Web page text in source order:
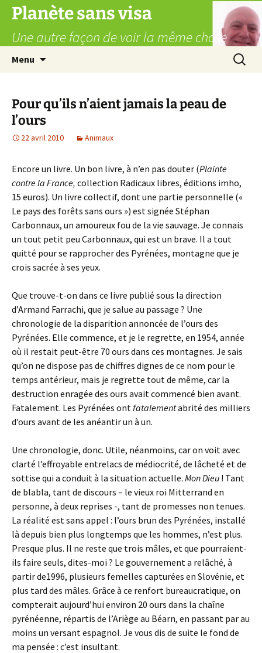
Aller
contenu
Planète sans visa
Une autre façon de voir la même chose
Menu
Pour qu’ils n’aient jamais la peau de
l’ours
22 avril 2010 Animaux
Encore un livre. Un bon livre, à n’en pas douter (Plainte
contre la France, collection Radicaux libres, éditions imho,
15 euros). Un livre collectif, dont une partie personnelle («
Le pays des forêts sans ours ») est signée Stéphan
Carbonnaux, un amoureux fou de la vie sauvage. Je connais
un tout petit peu Carbonnaux, qui est un brave. Il a tout
quitté pour se rapprocher des Pyrénées, montagne que je
crois sacrée à ses yeux.
Que trouve-t-on dans ce livre publié sous la direction
d’Armand Farrachi, que je salue au passage ? Une
chronologie de la disparition annoncée de l’ours des
Pyrénées. Elle commence, et je le regrette, en 1954, année
où il restait peut-être 70 ours dans ces montagnes. Je sais
qu’on ne dispose pas de chiffres dignes de ce nom pour le
temps antérieur, mais je regrette tout de même, car la
destruction enragée des ours avait commencé bien avant.
Fatalement. Les Pyrénées ontfatalementabrité des milliers
d’ours avant de les anéantir un à un.
Une chronologie, donc. Utile, néanmoins, car on voit avec
clarté l’effroyable entrelacs de médiocrité, de lâcheté et de
sottise qui a conduit à la situation actuelle. Mon Dieu ! Tant
de blabla, tant de discours – le vieux roi Mitterrand en
personne, à deux reprises -, tant de promesses non tenues.
La réalité est sans appel : l’ours brun des Pyrénées, installé
là depuis bien plus longtemps que les hommes, n’est plus.
Presque plus. Il ne reste que trois mâles, et que pourraient-
ils faire seuls, dites-moi ? Le gouvernement a relâché, à
partir de1996, plusieurs femelles capturées en Slovénie, et
plus tard des mâles. Grâce à ce renfort bureaucratique, on
compterait aujourd’hui environ 20 ours dans la chaîne
pyrénéenne, répartis de l’Ariège au Béarn, en passant par au
moins un versant espagnol. Je vous dis de suite le fond de
ma pensée : c’est insultant.